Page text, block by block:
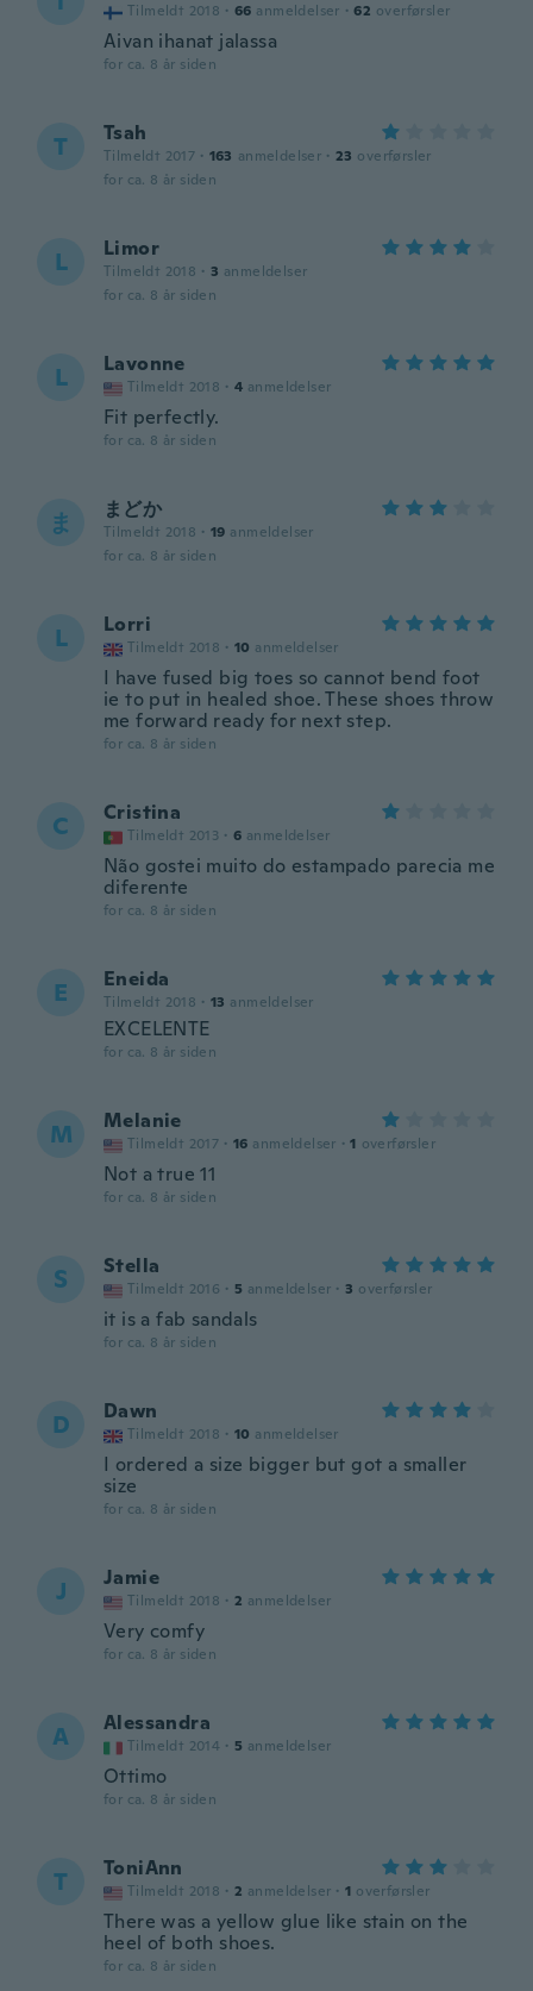
Tilmeldt 2018 · 66 anmeldelser · 62 overførsler
Aivan ihanat jalassa
for ca. 8 år siden
T Tsah
Tilmeldt 2017 · 163 anmeldelser · 23 overførsler
for ca. 8 år siden
L Limor
Tilmeldt 2018 · 3 anmeldelser
for ca. 8 år siden
L Lavonne
Tilmeldt 2018 · 4 anmeldelser
Fit perfectly.
for ca. 8 år siden
ま まどか
Tilmeldt 2018 · 19 anmeldelser
for ca. 8 år siden
L Lorri
Tilmeldt 2018 · 10 anmeldelser
I have fused big toes so cannot bend foot
ie to put in healed shoe. These shoes throw
me forward ready for next step.
for ca. 8 år siden
C Cristina
Tilmeldt 2013 · 6 anmeldelser
Não gostei muito do estampado parecia me
diferente
for ca. 8 år siden
E Eneida
Tilmeldt 2018 · 13 anmeldelser
EXCELENTE
for ca. 8 år siden
M Melanie
Tilmeldt 2017 · 16 anmeldelser · 1 overførsler
Not a true 11
for ca. 8 år siden
S Stella
Tilmeldt 2016 · 5 anmeldelser · 3 overførsler
it is a fab sandals
for ca. 8 år siden
D Dawn
Tilmeldt 2018 · 10 anmeldelser
I ordered a size bigger but got a smaller
size
for ca. 8 år siden
J Jamie
Tilmeldt 2018 · 2 anmeldelser
Very comfy
for ca. 8 år siden
A Alessandra
Tilmeldt 2014 · 5 anmeldelser
Ottimo
for ca. 8 år siden
T ToniAnn
Tilmeldt 2018 · 2 anmeldelser · 1 overførsler
There was a yellow glue like stain on the
heel of both shoes.
for ca. 8 år siden